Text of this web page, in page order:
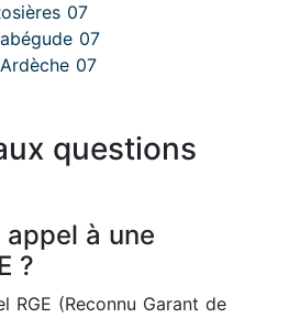
07
07
07
questions
à une
?
RGE (Reconnu Garant de